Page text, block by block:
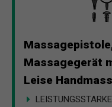
Massagegerät
Leise